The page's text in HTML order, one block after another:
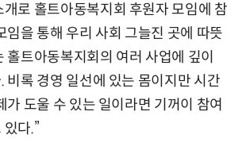
로 홀트아동복지회 후원자 모임에 참
임을 통해 우리 사회 그늘진 곳에 따뜻
홀트아동복지회의 여러 사업에 깊이
비록 경영 일선에 있는 몸이지만 시간
가 도울 수 있는 일이라면 기꺼이 참여
다.”